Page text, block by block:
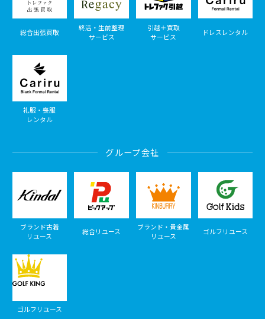
総合出張買取
終活・生前整理
サービス
引越＋買取
サービス
ドレスレンタル
礼服・喪服
レンタル
グループ会社
ブランド古着
リユース
総合リユース
ブランド・貴金属
リユース
ゴルフリユース
ゴルフリユース